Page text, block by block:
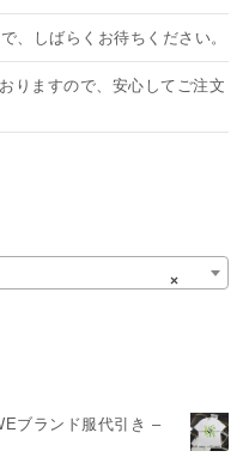
、しばらくお待ちください。
りますので、安心してご注文
×
ブランド服代引き –